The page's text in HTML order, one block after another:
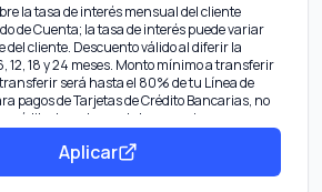
la tasa de interés mensual del cliente
de Cuenta; la tasa de interés puede variar
del cliente. Descuento válido al diferir la
12, 18 y 24 meses. Monto mínimo a transferir
será hasta el 80% de tu Línea de
pagos de Tarjetas de Crédito Bancarias, no
crédito departamentales, american express,
cuenta tiene que estar activa y al corriente.
de compras menores o iguales a $1,000
comisión de $1.50 más IVA.
Aplicar